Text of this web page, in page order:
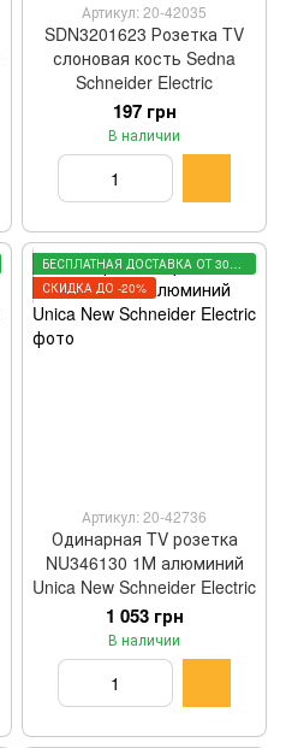
Артикул: 20-42035
SDN3201623 Розетка TV
слоновая кость Sedna
Schneider Electric
197 грн
В наличии
БЕСПЛАТНАЯ ДОСТАВКА ОТ 3000 ГРН
СКИДКА ДО -20%
Артикул: 20-42736
Одинарная TV розетка
NU346130 1М алюминий
Unica New Schneider Electric
1 053 грн
В наличии